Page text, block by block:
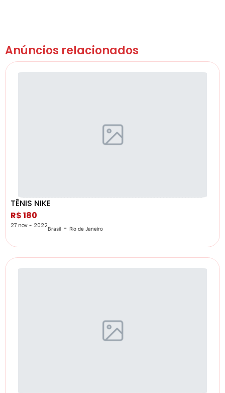
Anúncios relacionados
TÊNIS NIKE
R$ 180
27 nov - 2022Brasil - Rio de Janeiro